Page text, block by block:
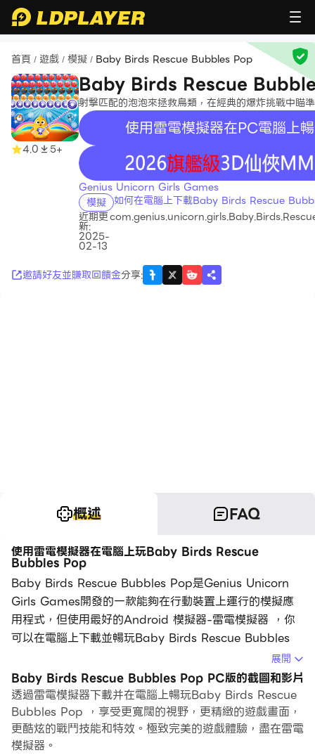
首頁 / 遊戲 / 模擬 / Baby Birds Rescue Bubbles Pop
4.0 5+
Baby Birds Rescue
射擊匹配的泡泡來拯救鳥類，在經典的爆炸挑戰中瞄
使用雷電模擬器在PC電腦上
recommend
Genius Unicorn Girls Games
模擬 如何在電腦上下載Baby Birds Rescue
近期更
新:
2025-
02-13
邀請好友並賺取回饋金分享:
概述 FAQ
使用雷電模擬器在電腦上玩Baby Birds Rescue
Bubbles Pop
Baby Birds Rescue Bubbles Pop是Genius Unicorn
Girls Games開發的一款能夠在行動裝置上運行的模擬應
用程式，但使用最好的Android 模擬器-雷電模擬器 ，你
可以在電腦上下載並暢玩Baby Birds Rescue Bubbles
在電腦上運行Baby Birds Rescue Bubbles Pop，您可
以在大螢幕上清晰地瀏覽, 而用滑鼠和鍵盤操控應用程式比
用觸摸屏鍵盤要快得多，同時你將永遠不必擔心設備的電量
問題。
展開
Baby Birds Rescue Bubbles Pop PC版的截圖和影片
透過雷電模擬器下載并在電腦上暢玩Baby Birds Rescue
Bubbles Pop ，享受更寬闊的視野，更精緻的遊戲畫面，
更酷炫的戰鬥技能和特效。極致完美的遊戲體驗，盡在雷電
模擬器。